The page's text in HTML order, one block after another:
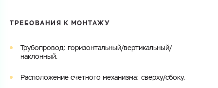
ТРЕБОВАНИЯ К МОНТАЖУ
Трубопровод: горизонтальный/вертикальный/
наклонный.
Расположение счетного механизма: сверху/сбоку.